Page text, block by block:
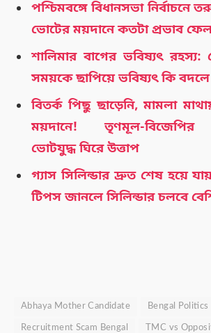
পশ্চিমবঙ্গে বিধানসভা নির্বাচনে
ভোটের ময়দানে কতটা প্রভাব
শালিমার বাগের ভবিষ্যৎ
সময়কে ছাপিয়ে ভবিষ্যৎ কি বদলে
বিতর্ক পিছু ছাড়েনি, মামলা
ময়দানে! তৃণমূল-বিজেপির
ভোটযুদ্ধ ঘিরে উত্তাপ
গ্যাস সিলিন্ডার দ্রুত শেষ হয়ে
টিপস জানলে সিলিন্ডার চলবে
Abhaya Mother Candidate Bengal Politics
Recruitment Scam Bengal TMC vs